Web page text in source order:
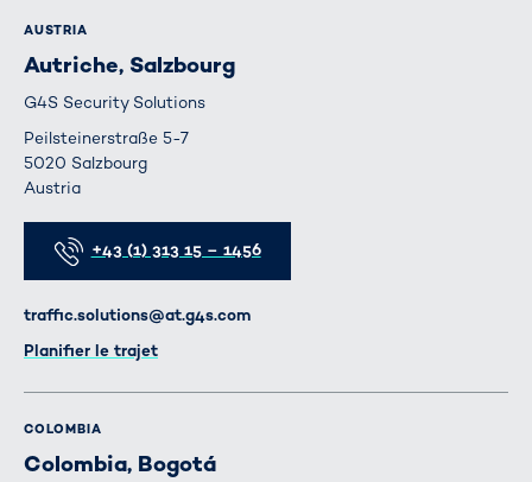
AUSTRIA
Autriche, Salzbourg
G4S Security Solutions
Peilsteinerstraße 5-7
5020 Salzbourg
Austria
Téléphone
+43 (1) 313 15 – 1456
E-mail
traffic.solutions@at.g4s.com
Itinéraire
Planifier le trajet
COLOMBIA
Colombia, Bogotá